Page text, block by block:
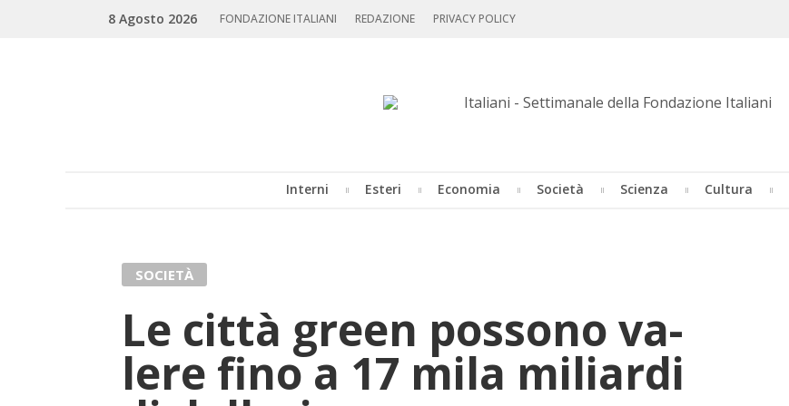
Search
8 Agosto 2026 FONDAZIONE ITALIANI REDAZIONE PRIVACY POLICY
Interni Esteri Economia Società Scienza Cultura
SOCIETÀ
Le cit­tà green pos­so­no va­
le­re fino a 17 mila mi­liar­di